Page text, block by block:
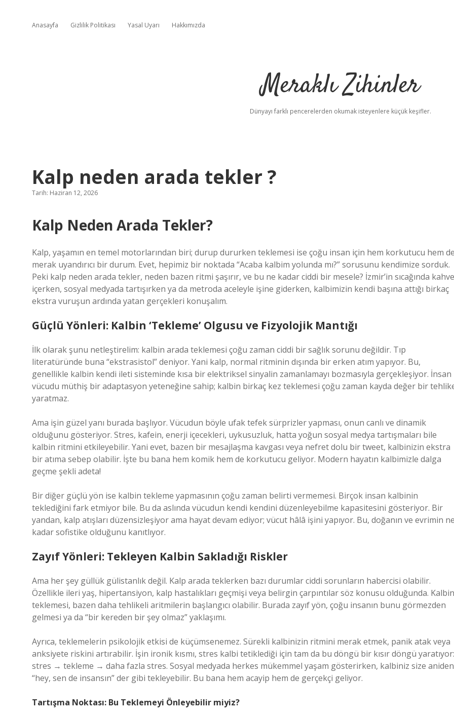
Anasayfa Gizlilik Politikası Yasal Uyarı Hakkımızda
Meraklı Zihinler
Dünyayı farklı pencerelerden okumak isteyenlere küçük keşifler.
Kalp neden arada tekler ?
Tarih: Haziran 12, 2026
Kalp Neden Arada Tekler?
Kalp, yaşamın en temel motorlarından biri; durup dururken teklemesi ise çoğu insan için hem korkutucu hem
merak uyandırıcı bir durum. Evet, hepimiz bir noktada “Acaba kalbim yolunda mı?” sorusunu kendimize sorduk.
Peki kalp neden arada tekler, neden bazen ritmi şaşırır, ve bu ne kadar ciddi bir mesele? İzmir’in sıcağında kahve
içerken, sosyal medyada tartışırken ya da metroda aceleyle işine giderken, kalbimizin kendi başına attığı birkaç
ekstra vuruşun ardında yatan gerçekleri konuşalım.
Güçlü Yönleri: Kalbin ‘Tekleme’ Olgusu ve Fizyolojik Mantığı
İlk olarak şunu netleştirelim: kalbin arada teklemesi çoğu zaman ciddi bir sağlık sorunu değildir. Tıp
literatüründe buna “ekstrasistol” deniyor. Yani kalp, normal ritminin dışında bir erken atım yapıyor. Bu,
genellikle kalbin kendi ileti sisteminde kısa bir elektriksel sinyalin zamanlamayı bozmasıyla gerçekleşiyor. İnsan
vücudu müthiş bir adaptasyon yeteneğine sahip; kalbin birkaç kez teklemesi çoğu zaman kayda değer bir
yaratmaz.
Ama işin güzel yanı burada başlıyor. Vücudun böyle ufak tefek sürprizler yapması, onun canlı ve dinamik
olduğunu gösteriyor. Stres, kafein, enerji içecekleri, uykusuzluk, hatta yoğun sosyal medya tartışmaları bile
kalbin ritmini etkileyebilir. Yani evet, bazen bir mesajlaşma kavgası veya nefret dolu bir tweet, kalbinizin ekstra
bir atıma sebep olabilir. İşte bu bana hem komik hem de korkutucu geliyor. Modern hayatın kalbimizle dalga
geçme şekli adeta!
Bir diğer güçlü yön ise kalbin tekleme yapmasının çoğu zaman belirti vermemesi. Birçok insan kalbinin
teklediğini fark etmiyor bile. Bu da aslında vücudun kendi kendini düzenleyebilme kapasitesini gösteriyor. Bir
yandan, kalp atışları düzensizleşiyor ama hayat devam ediyor; vücut hâlâ işini yapıyor. Bu, doğanın ve evrimin
kadar sofistike olduğunu kanıtlıyor.
Zayıf Yönleri: Tekleyen Kalbin Sakladığı Riskler
Ama her şey güllük gülistanlık değil. Kalp arada teklerken bazı durumlar ciddi sorunların habercisi olabilir.
Özellikle ileri yaş, hipertansiyon, kalp hastalıkları geçmişi veya belirgin çarpıntılar söz konusu olduğunda. Kalbin
teklemesi, bazen daha tehlikeli aritmilerin başlangıcı olabilir. Burada zayıf yön, çoğu insanın bunu görmezden
gelmesi ya da “bir kereden bir şey olmaz” yaklaşımı.
Ayrıca, teklemelerin psikolojik etkisi de küçümsenemez. Sürekli kalbinizin ritmini merak etmek, panik atak veya
anksiyete riskini artırabilir. İşin ironik kısmı, stres kalbi tetiklediği için tam da bu döngü bir kısır döngü yaratıyor:
stres → tekleme → daha fazla stres. Sosyal medyada herkes mükemmel yaşam gösterirken, kalbiniz size aniden
“hey, sen de insansın” der gibi tekleyebilir. Bu bana hem acayip hem de gerçekçi geliyor.
Tartışma Noktası: Bu Teklemeyi Önleyebilir miyiz?